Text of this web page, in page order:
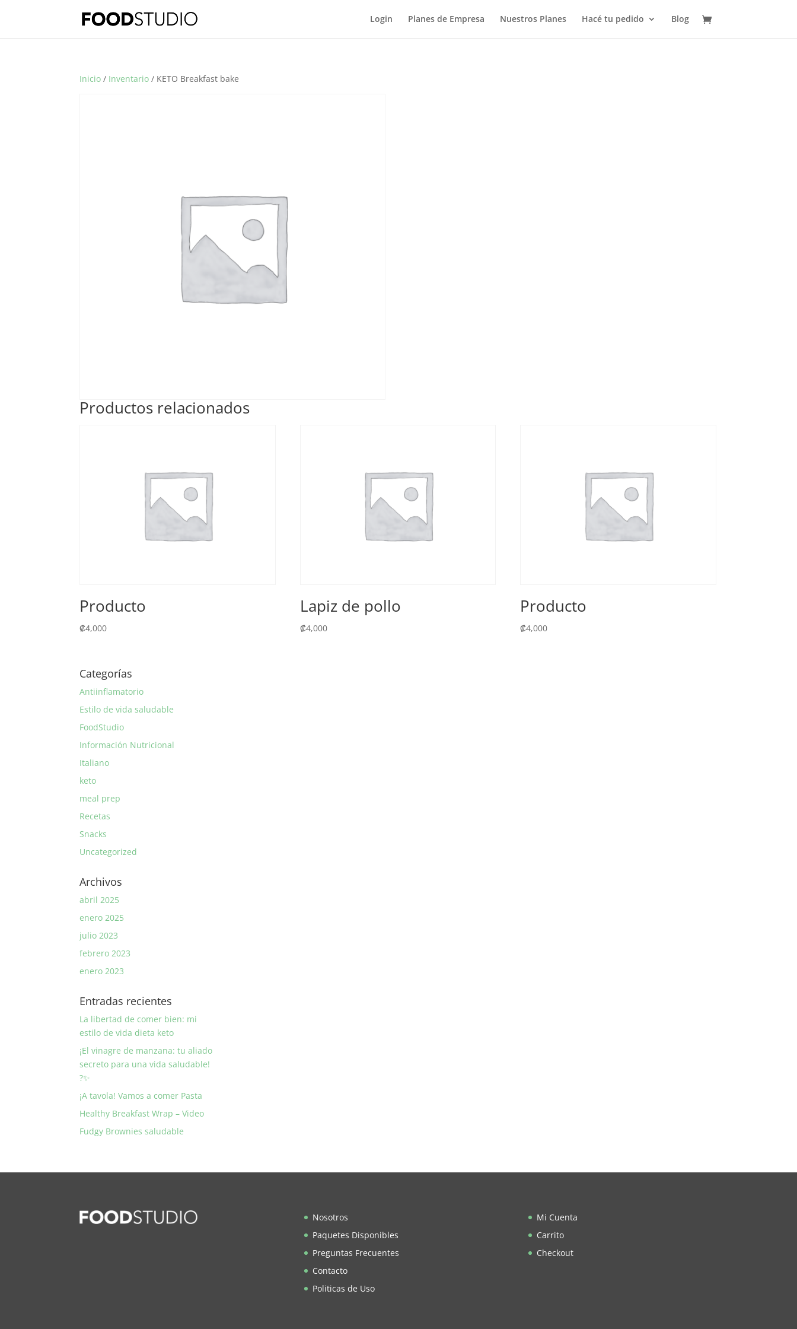
Login Planes de Empresa Nuestros Planes Hacé tu pedido Blog
Inicio / Inventario / KETO Breakfast bake
Productos relacionados
Producto
₡4,000
Lapiz de pollo
₡4,000
Producto
₡4,000
Categorías
Antiinflamatorio
Estilo de vida saludable
FoodStudio
Información Nutricional
Italiano
keto
meal prep
Recetas
Snacks
Uncategorized
Archivos
abril 2025
enero 2025
julio 2023
febrero 2023
enero 2023
Entradas recientes
La libertad de comer bien: mi
estilo de vida dieta keto
¡El vinagre de manzana: tu aliado
secreto para una vida saludable!
?✨
¡A tavola! Vamos a comer Pasta
Healthy Breakfast Wrap – Video
Fudgy Brownies saludable
Nosotros
Paquetes Disponibles
Preguntas Frecuentes
Contacto
Politicas de Uso
Mi Cuenta
Carrito
Checkout